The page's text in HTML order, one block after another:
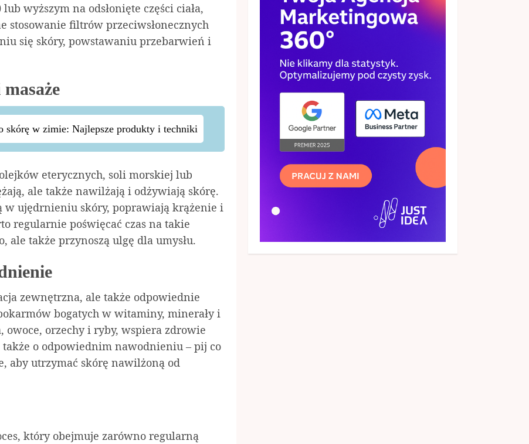
wyższym na odsłonięte części ciała,
stosowanie filtrów przeciwsłonecznych
się skóry, powstawaniu przebarwień i
skórę w zimie: Najlepsze produkty i techniki
eterycznych, soli morskiej lub
ale także nawilżają i odżywiają skórę.
w ujędrnieniu skóry, poprawiają krążenie i
regularnie poświęcać czas na takie
ale także przynoszą ulgę dla umysłu.
zewnętrzna, ale także odpowiednie
bogatych w witaminy, minerały i
orzechy i ryby, wspiera zdrowie
także o odpowiednim nawodnieniu – pij co
aby utrzymać skórę nawilżoną od
który obejmuje zarówno regularną